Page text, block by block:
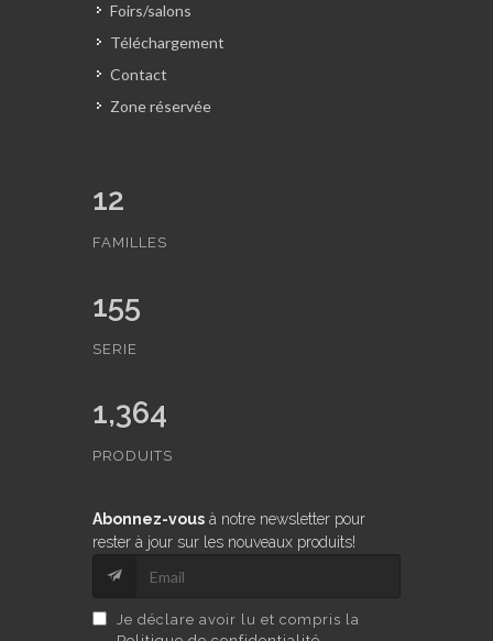
Foirs/salons
Téléchargement
Contact
Zone réservée
12
FAMILLES
155
SERIE
1,364
PRODUITS
Abonnez-vous à notre newsletter pour
rester à jour sur les nouveaux produits!
Je déclare avoir lu et compris la